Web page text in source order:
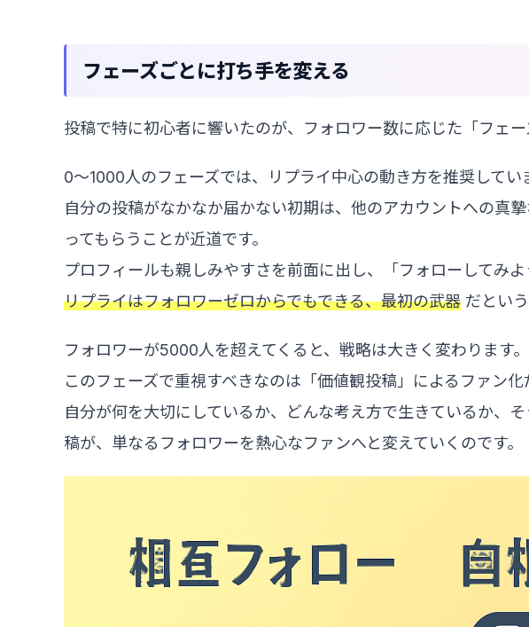
フェーズごとに打ち手を変える
投稿で特に初心者に響いたのが、フォロワー数に応じた「フェー
0〜1000人のフェーズでは、リプライ中心の動き方を推奨してい
自分の投稿がなかなか届かない初期は、他のアカウントへの真
ってもらうことが近道です。
プロフィールも親しみやすさを前面に出し、「フォローしてみよ
リプライはフォロワーゼロからでもできる、最初の武器 だという
フォロワーが5000人を超えてくると、戦略は大きく変わります。
このフェーズで重視すべきなのは「価値観投稿」によるファン化
自分が何を大切にしているか、どんな考え方で生きているか、
稿が、単なるフォロワーを熱心なファンへと変えていくのです。